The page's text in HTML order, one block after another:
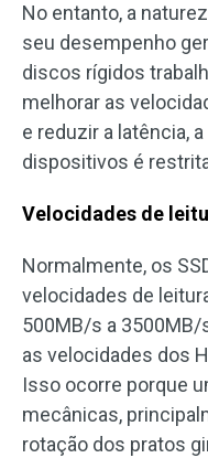
No entanto, a
seu desempenho
discos rígidos
melhorar as
e reduzir a latência,
dispositivos é
Velocidades de
Normalmente, os
velocidades de
500MB/s a 3500MB/
as velocidades dos
Isso ocorre porque
mecânicas,
rotação dos pratos